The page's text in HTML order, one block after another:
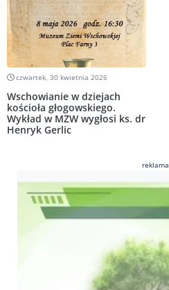
czwartek, 30 kwietnia 2026
Wschowianie w dziejach
kościoła głogowskiego.
Wykład w MZW wygłosi ks. dr
Henryk Gerlic
reklama